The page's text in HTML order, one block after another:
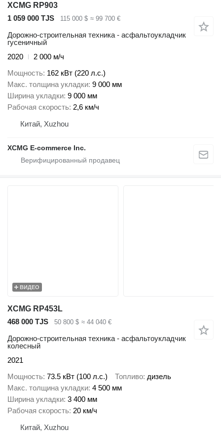
XCMG RP903
1 059 000 TJS
115 000 $ ≈ 99 700 €
Дорожно-строительная техника - асфальтоукладчик
гусеничный
2020
2 000 м/ч
Мощность 162 кВт (220 л.с.)
Макс. толщина укладки 9 000 мм
Ширина укладки 9 000 мм
Рабочая скорость 2,6 км/ч
Китай, Xuzhou
XCMG E-commerce Inc.
ВИДЕО
XCMG RP453L
468 000 TJS
50 800 $ ≈ 44 040 €
Дорожно-строительная техника - асфальтоукладчик
колесный
2021
Мощность 73.5 кВт (100 л.с.) Топливо дизель
Макс. толщина укладки 4 500 мм
Ширина укладки 3 400 мм
Рабочая скорость 20 км/ч
Китай, Xuzhou